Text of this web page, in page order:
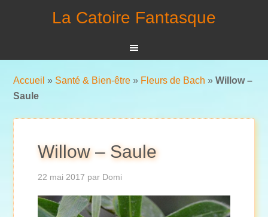
La Catoire Fantasque
Accueil » Santé & Bien-être » Fleurs de Bach »Willow –
Saule
Willow – Saule
22 mai 2017 par Domi